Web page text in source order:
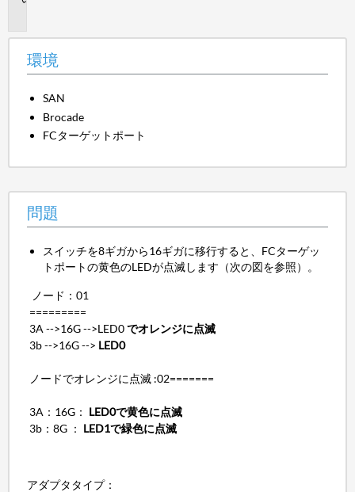
環境
SAN
Brocade
FCターゲットポート
問題
スイッチを8ギガから16ギガに移行すると、FCターゲッ
トポートの黄色のLEDが点滅します（次の図を参照）。
ノード：01
=========
3A -->16G -->LED0でオレンジに点滅
3b -->16G --> LED0
ノードでオレンジに点滅 :02=======
3A：16G： LED0で黄色に点滅
3b：8G ： LED1で緑色に点滅
アダプタタイプ：